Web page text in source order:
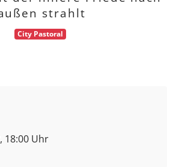
strahlt
City Pastoral
18:00 Uhr